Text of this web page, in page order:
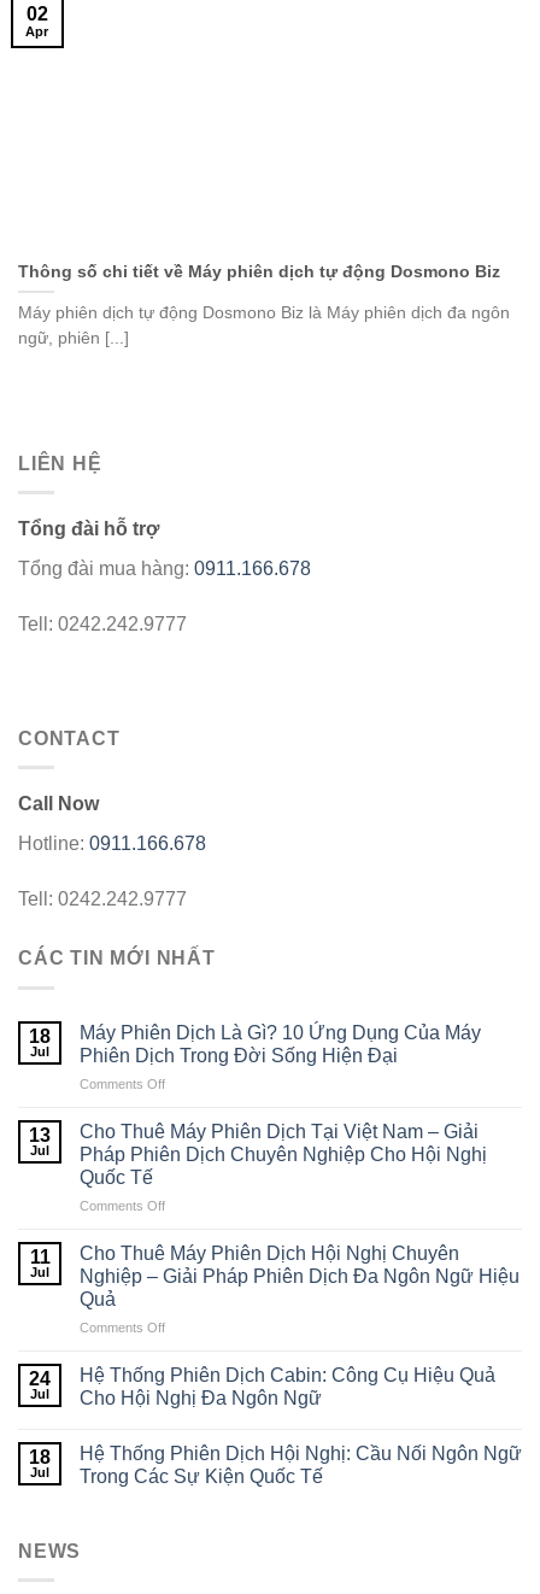
Thông số chi tiết về Máy phiên dịch tự động Dosmono Biz
Máy phiên dịch tự động Dosmono Biz là Máy phiên dịch đa ngôn
ngữ, phiên [...]
02
Apr
LIÊN HỆ
Tổng đài hỗ trợ
Tổng đài mua hàng: 0911.166.678
Tell: 0242.242.9777
CONTACT
Call Now
Hotline: 0911.166.678
Tell: 0242.242.9777
CÁC TIN MỚI NHẤT
18
Jul
Máy Phiên Dịch Là Gì? 10 Ứng Dụng Của Máy
Phiên Dịch Trong Đời Sống Hiện Đại
Comments Off
Phiên
Dịch
Là
Dụng
Của
Đời
Sống
Hiện
13
Jul
Cho Thuê Máy Phiên Dịch Tại Việt Nam – Giải
Pháp Phiên Dịch Chuyên Nghiệp Cho Hội Nghị
Quốc Tế
Comments Off
Thuê
Máy
Phiên
Nam
–
Giải
Phiên
Dịch
11
Jul
Cho Thuê Máy Phiên Dịch Hội Nghị Chuyên
Nghiệp – Giải Pháp Phiên Dịch Đa Ngôn Ngữ Hiệu
Quả
Comments Off
Thuê
Máy
Phiên
Hội
Nghị
24
Jul
Hệ Thống Phiên Dịch Cabin: Công Cụ Hiệu Quả
Cho Hội Nghị Đa Ngôn Ngữ
18
Jul
Hệ Thống Phiên Dịch Hội Nghị: Cầu Nối Ngôn Ngữ
Trong Các Sự Kiện Quốc Tế
NEWS